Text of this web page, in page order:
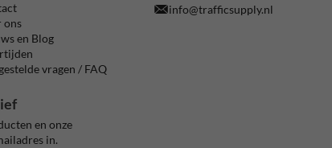
ons
en Blog
vragen / FAQ
info@trafficsupply.nl
en onze
in.